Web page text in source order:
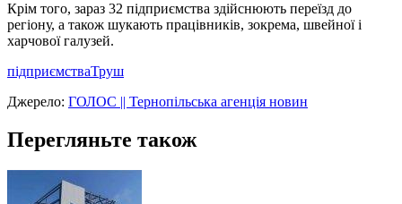
Крім того, зараз 32 підприємства здійснюють переїзд до
регіону, а також шукають працівників, зокрема, швейної і
харчової галузей.
підприємстваТруш
Джерело: ГОЛОС || Тернопільська агенція новин
Перегляньте також